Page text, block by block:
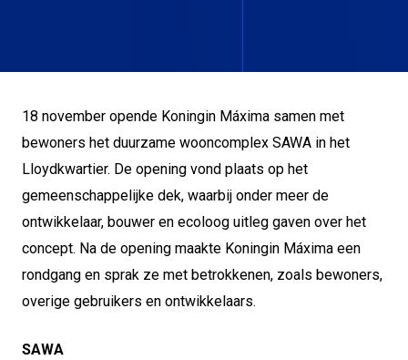
18 november opende Koningin Máxima samen met
bewoners het duurzame wooncomplex SAWA in het
Lloydkwartier. De opening vond plaats op het
gemeenschappelijke dek, waarbij onder meer de
ontwikkelaar, bouwer en ecoloog uitleg gaven over het
concept. Na de opening maakte Koningin Máxima een
rondgang en sprak ze met betrokkenen, zoals bewoners,
overige gebruikers en ontwikkelaars.
SAWA